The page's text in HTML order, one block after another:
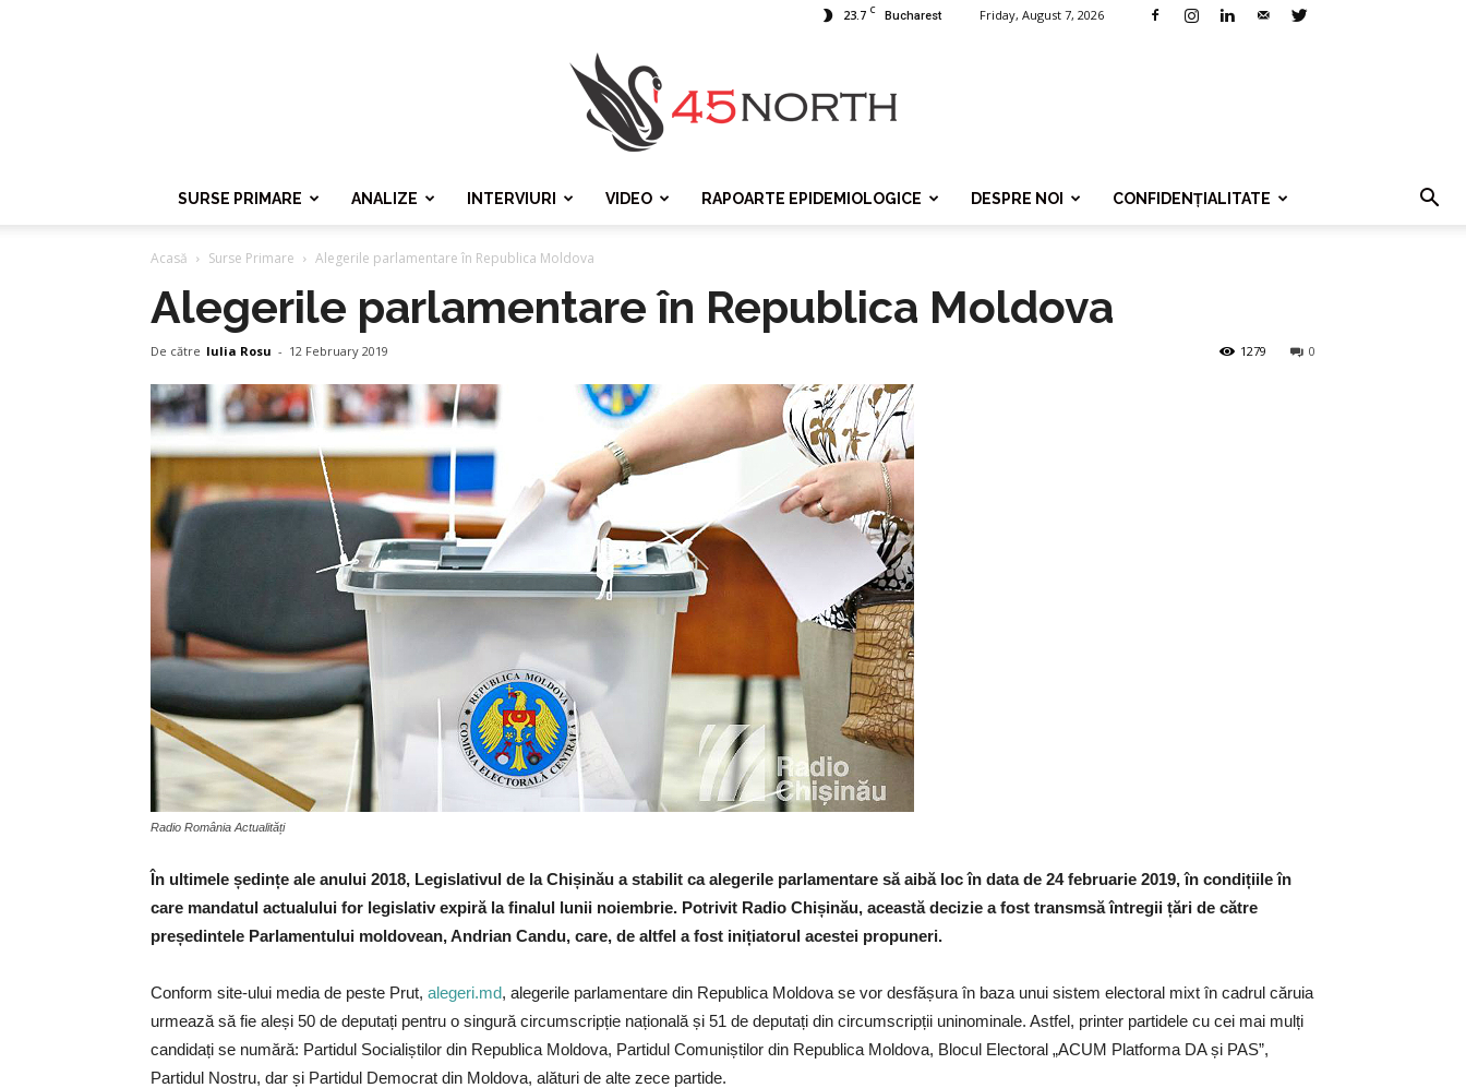
23.7 C Bucharest Friday, August 7, 2026
SURSE PRIMARE ANALIZE INTERVIURI VIDEO RAPOARTE EPIDEMIOLOGICE DESPRE NOI CONFIDENȚIALITATE
Acasă Surse Primare Alegerile parlamentare în Republica Moldova
Alegerile parlamentare în Republica Moldova
De către Iulia Rosu - 12 February 2019 0
1279
Radio România Actualități
În ultimele ședințe ale anului 2018, Legislativul de la Chișinău a stabilit ca alegerile parlamentare să aibă loc în data de 24 februarie 2019, în condițiile în
care mandatul actualului for legislativ expiră la finalul lunii noiembrie. Potrivit Radio Chișinău, această decizie a fost transmsă întregii țări de către
președintele Parlamentului moldovean, Andrian Candu, care, de altfel a fost inițiatorul acestei propuneri.
Conform site-ului media de peste Prut, alegeri.md, alegerile parlamentare din Republica Moldova se vor desfășura în baza unui sistem electoral mixt în cadrul căruia
urmează să fie aleși 50 de deputați pentru o singură circumscripție națională și 51 de deputați din circumscripții uninominale. Astfel, printer partidele cu cei mai mulți
candidați se numără: Partidul Socialiștilor din Republica Moldova, Partidul Comuniștilor din Republica Moldova, Blocul Electoral „ACUM Platforma DA și PAS”,
Partidul Nostru, dar și Partidul Democrat din Moldova, alături de alte zece partide.